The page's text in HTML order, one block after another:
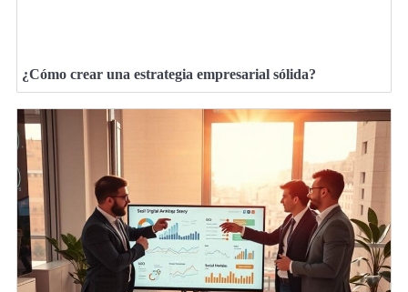
¿Cómo crear una estrategia empresarial sólida?